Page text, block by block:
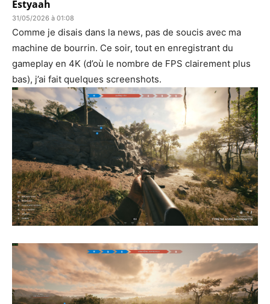
Estyaah
31/05/2026 à 01:08
Comme je disais dans la news, pas de soucis avec ma
machine de bourrin. Ce soir, tout en enregistrant du
gameplay en 4K (d’où le nombre de FPS clairement plus
bas), j’ai fait quelques screenshots.